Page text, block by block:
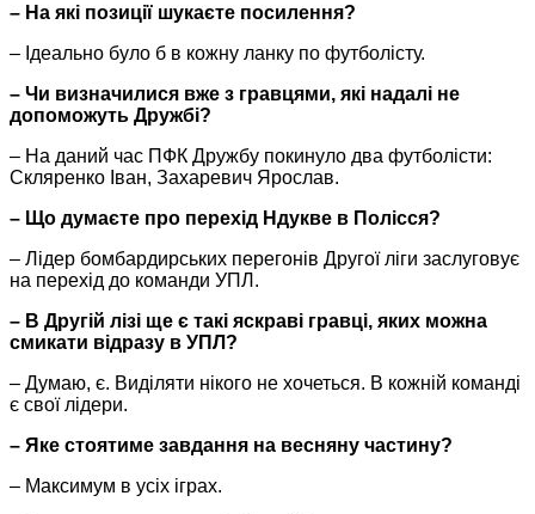
– На які позиції шукаєте посилення?
– Ідеально було б в кожну ланку по футболісту.
– Чи визначилися вже з гравцями, які надалі не
допоможуть Дружбі?
– На даний час ПФК Дружбу покинуло два футболісти:
Скляренко Іван, Захаревич Ярослав.
– Що думаєте про перехід Ндукве в Полісся?
– Лідер бомбардирських перегонів Другої ліги заслуговує
на перехід до команди УПЛ.
– В Другій лізі ще є такі яскраві гравці, яких можна
смикати відразу в УПЛ?
– Думаю, є. Виділяти нікого не хочеться. В кожній команді
є свої лідери.
– Яке стоятиме завдання на весняну частину?
– Максимум в усіх іграх.